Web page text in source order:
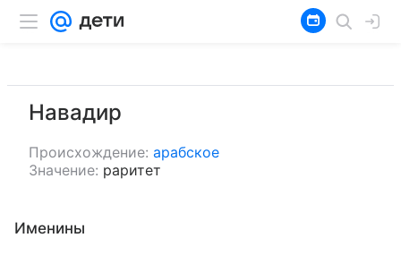
Навадир
Происхождение: арабское
Значение: раритет
Именины